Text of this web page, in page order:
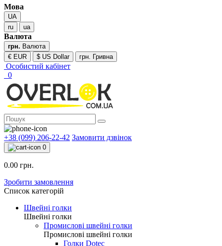
Мова
UA
ru
ua
Валюта
грн. Валюта
€ EUR
$ US Dollar грн. Гривна
Особистий кабінет
0
+38 (099) 206-22-42 Замовити дзвінок
0
0.00 грн.
Зробити замовлення
Список категорій
Швейні голки
Швейні голки
Промислові швейні голки
Промислові швейні голки
Голки Dotec